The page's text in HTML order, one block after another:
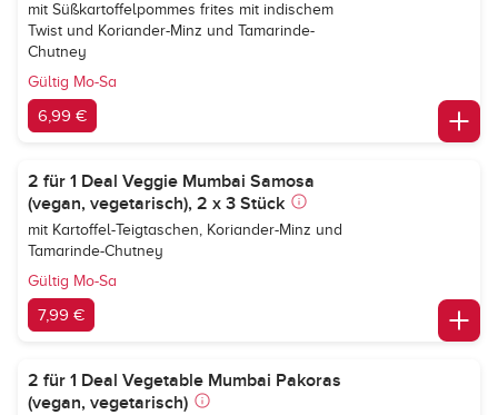
mit Süßkartoffelpommes frites mit indischem
Twist und Koriander-Minz und Tamarinde-
Chutney
Gültig Mo-Sa
6,99 €
2 für 1 Deal Veggie Mumbai Samosa
(vegan, vegetarisch), 2 x 3 Stück
mit Kartoffel-Teigtaschen, Koriander-Minz und
Tamarinde-Chutney
Gültig Mo-Sa
7,99 €
2 für 1 Deal Vegetable Mumbai Pakoras
(vegan, vegetarisch)